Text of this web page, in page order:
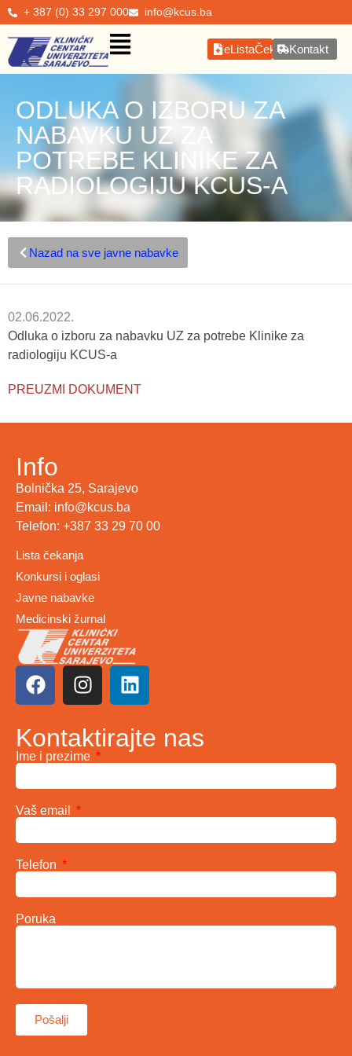
+ 387 (0) 33 297 000 info@kcus.ba
eListaČekanjaKontakt
ODLUKA O IZBORU ZA
NABAVKU UZ ZA
POTREBE KLINIKE ZA
RADIOLOGIJU KCUS-A
Nazad na sve javne nabavke
02.06.2022.
Odluka o izboru za nabavku UZ za potrebe Klinike za
radiologiju KCUS-a
PREUZMI DOKUMENT
Info
Bolnička 25, Sarajevo
Email: info@kcus.ba
Telefon: +387 33 29 70 00
Lista čekanja
Konkursi i oglasi
Javne nabavke
Medicinski žurnal
Kontaktirajte nas
Ime i prezime
Vaš email
Telefon
Poruka
Pošalji